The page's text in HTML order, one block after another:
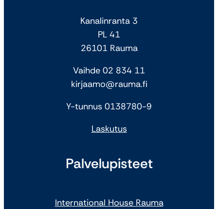
Kanalinranta 3
PL 41
26101 Rauma
Vaihde 02 834 11
kirjaamo@rauma.fi
Y-tunnus 0138780-9
Laskutus
Palvelupisteet
International House Rauma